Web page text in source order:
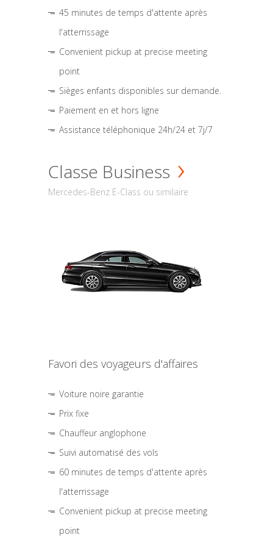
45 minutes de temps d'attente après
l'atterrissage
Convenient pickup at precise meeting
point
Sièges enfants disponibles sur demande.
Paiement en et hors ligne
Assistance téléphonique 24h/24 et 7j/7
Classe Business
Mercedes-Benz E-Class ou similaire
Favori des voyageurs d'affaires
Voiture noire garantie
Prix fixe
Chauffeur anglophone
Suivi automatisé des vols
60 minutes de temps d'attente après
l'atterrissage
Convenient pickup at precise meeting
point